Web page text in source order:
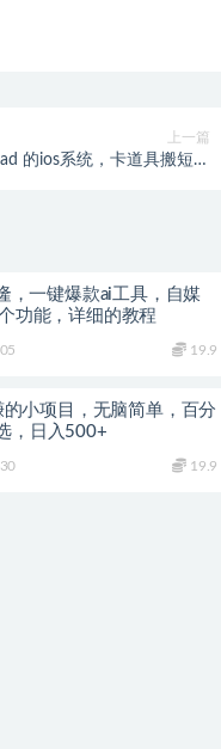
上一篇
的ios系统，卡道具搬短视
，一键爆款ai工具，自媒
功能，详细的教程
19.9
小项目，无脑简单，百分
，日入500+
19.9